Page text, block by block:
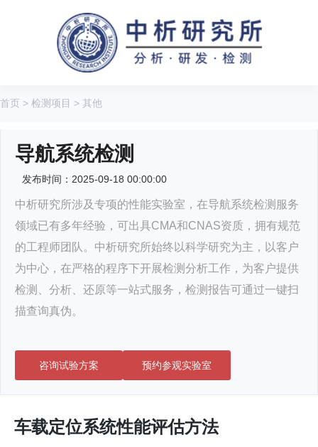
首页 > 检测项目 > 其他
导航系统检测
发布时间：2025-09-18 00:00:00
中析研究所涉及专项的性能实验室，在导航系统检测服务
领域已有多年经验，可出具CMA和CNAS资质，拥有规范
的工程师团队。中析研究所始终以科学研究为主，以客户
为中心，在严格的程序下开展检测分析工作，为客户提供
检测、分析、还原等一站式服务，检测报告可通过一键扫
描查询真伪。
咨询试验方案 预约参观实验室
车载定位系统性能评估方法